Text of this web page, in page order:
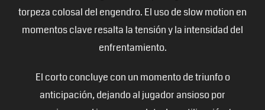
torpeza colosal del engendro. El uso de slow motion en
momentos clave resalta la tensión y la intensidad del
enfrentamiento.
El corto concluye con un momento de triunfo o
anticipación, dejando al jugador ansioso por